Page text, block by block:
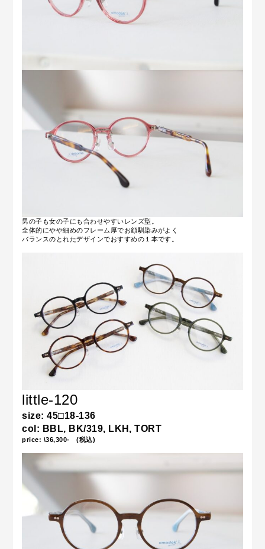
男の子も女の子にも合わせやすいレンズ型。
全体的にやや細めのフレーム厚でお顔馴染みがよく
バランスのとれたデザインでおすすめの１本です。
little-120
size: 45□18-136
col: BBL, BK/319, LKH, TORT
price: \36,300- (税込)